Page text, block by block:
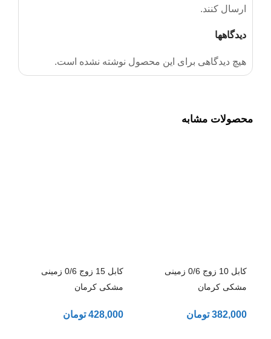
دیدگاهها
هیچ دیدگاهی برای این محصول نوشته نشده است.
ارسال کنند.
محصولات مشابه
کابل 10 زوج 0/6 زمینی
مشکی کرمان
382,000 تومان
کابل 15 زوج 0/6 زمینی
مشکی کرمان
428,000 تومان